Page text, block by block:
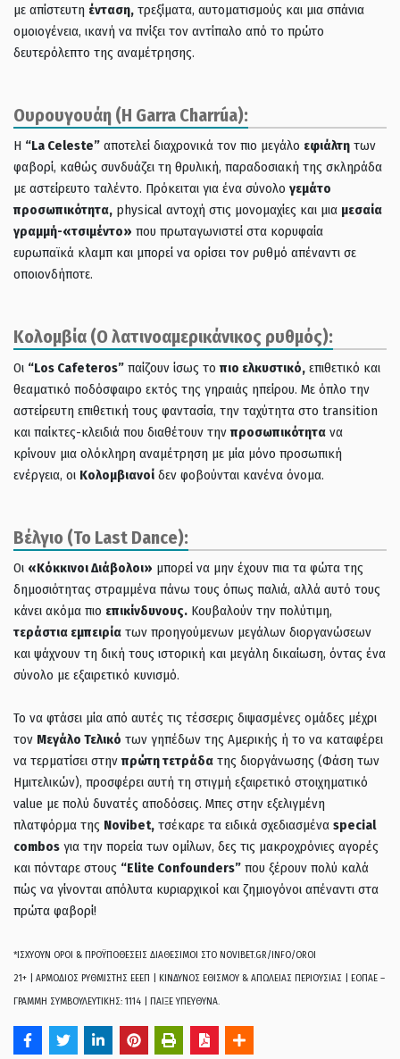
με απίστευτη ένταση, τρεξίματα, αυτοματισμούς και μια σπάνια
ομοιογένεια, ικανή να πνίξει τον αντίπαλο από το πρώτο
δευτερόλεπτο της αναμέτρησης.
Ουρουγουάη (Η Garra Charrúa):
Η “La Celeste” αποτελεί διαχρονικά τον πιο μεγάλο εφιάλτη των
φαβορί, καθώς συνδυάζει τη θρυλική, παραδοσιακή της σκληράδα
με αστείρευτο ταλέντο. Πρόκειται για ένα σύνολο γεμάτο
προσωπικότητα, physical αντοχή στις μονομαχίες και μια μεσαία
γραμμή-«τσιμέντο» που πρωταγωνιστεί στα κορυφαία
ευρωπαϊκά κλαμπ και μπορεί να ορίσει τον ρυθμό απέναντι σε
οποιονδήποτε.
Κολομβία (Ο λατινοαμερικάνικος ρυθμός):
Οι “Los Cafeteros” παίζουν ίσως τοπιο ελκυστικό, επιθετικό και
θεαματικό ποδόσφαιρο εκτός της γηραιάς ηπείρου. Με όπλο την
αστείρευτη επιθετική τους φαντασία, την ταχύτητα στο transition
και παίκτες-κλειδιά που διαθέτουν τηνπροσωπικότητα να
κρίνουν μια ολόκληρη αναμέτρηση με μία μόνο προσωπική
ενέργεια, οι Κολομβιανοί δεν φοβούνται κανένα όνομα.
Βέλγιο (Το Last Dance):
Οι «Κόκκινοι Διάβολοι» μπορεί να μην έχουν πια τα φώτα της
δημοσιότητας στραμμένα πάνω τους όπως παλιά, αλλά αυτό τους
κάνει ακόμα πιο επικίνδυνους. Κουβαλούν την πολύτιμη,
τεράστια εμπειρία των προηγούμενων μεγάλων διοργανώσεων
και ψάχνουν τη δική τους ιστορική και μεγάλη δικαίωση, όντας ένα
σύνολο με εξαιρετικό κυνισμό.
Το να φτάσει μία από αυτές τις τέσσερις διψασμένες ομάδες μέχρι
τον Μεγάλο Τελικό των γηπέδων της Αμερικής ή το να καταφέρει
να τερματίσει στηνπρώτη τετράδα της διοργάνωσης (Φάση των
Ημιτελικών), προσφέρει αυτή τη στιγμή εξαιρετικό στοιχηματικό
value με πολύ δυνατές αποδόσεις. Μπες στην εξελιγμένη
πλατφόρμα της Novibet, τσέκαρε τα ειδικά σχεδιασμένα special
combos για την πορεία των ομίλων, δες τις μακροχρόνιες αγορές
και πόνταρε στους “Elite Confounders” που ξέρουν πολύ καλά
πώς να γίνονται απόλυτα κυριαρχικοί και ζημιογόνοι απέναντι στα
πρώτα φαβορί!
*ΙΣΧΥΟΥΝ ΟΡΟΙ & ΠΡΟΫΠΟΘΕΣΕΙΣ ΔΙΑΘΕΣΙΜΟΙ ΣΤΟ NOVIBET.GR/INFO/OROI
21+ | ΑΡΜΟΔΙΟΣ ΡΥΘΜΙΣΤΗΣ ΕΕΕΠ | ΚΙΝΔΥΝΟΣ ΕΘΙΣΜΟΥ & ΑΠΩΛΕΙΑΣ ΠΕΡΙΟΥΣΙΑΣ | ΕΟΠΑΕ –
ΓΡΑΜΜΗ ΣΥΜΒΟΥΛΕΥΤΙΚΗΣ: 1114 | ΠΑΙΞΕ ΥΠΕΥΘΥΝΑ.